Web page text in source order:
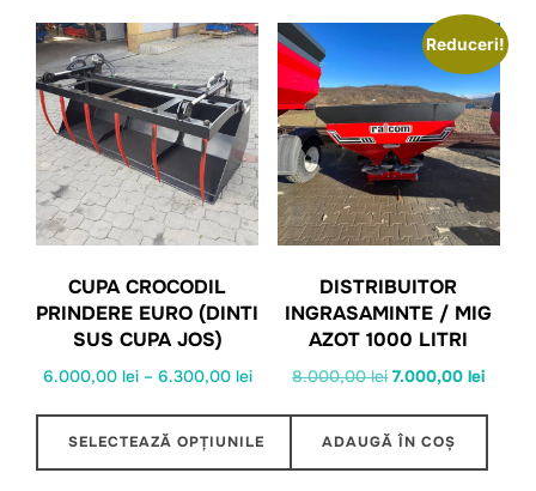
CUPA CROCODIL
PRINDERE EURO (DINTI
SUS CUPA JOS)
6.000,00 lei – 6.300,00 leiInterval
prețuri:
SELECTEAZĂ OPȚIUNILE
Reduceri!
DISTRIBUITOR
INGRASAMINTE / MIG
AZOT 1000 LITRI
8.000,00lei Prețul
a
7.000,00leiPrețul
ADAUGĂ ÎN COȘ